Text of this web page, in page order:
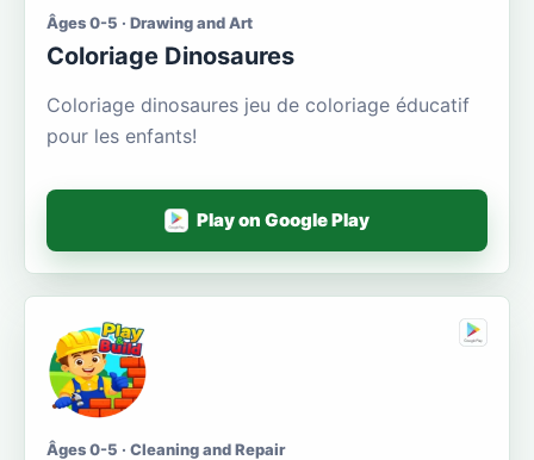
Âges 0-5 · Drawing and Art
Coloriage Dinosaures
Coloriage dinosaures jeu de coloriage éducatif
pour les enfants!
Play on Google Play
Âges 0-5 · Cleaning and Repair